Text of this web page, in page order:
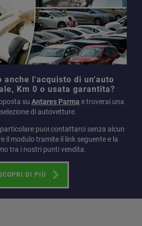
anche l'acquisto di un'auto
Km 0 o usata garantita?
su Antares Parma e troverai una
di autovetture.
puoi contattarci senza alcun
il modulo tramite il link seguente e la
tra i nostri punti vendita.
DI PIÙ